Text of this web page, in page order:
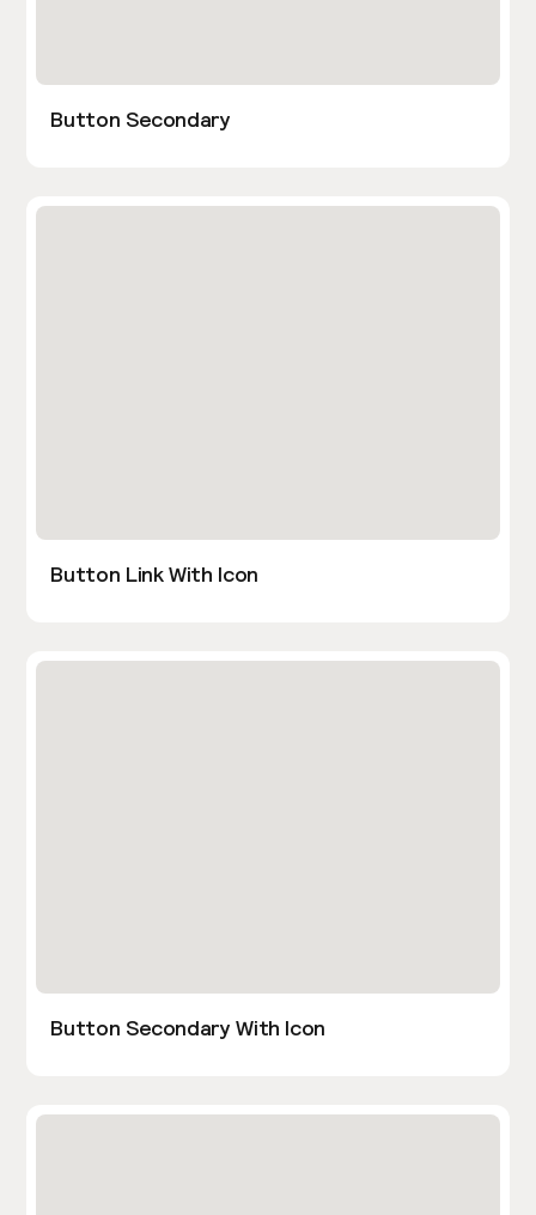
Button Secondary
Button Link With Icon
Button Secondary With Icon